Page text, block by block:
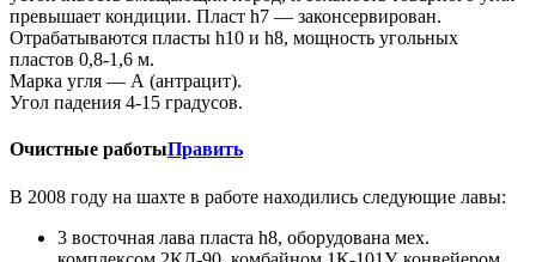
превышает кондиции. Пласт h7 — законсервирован.
Отрабатываются пласты h10 и h8, мощность угольных
пластов 0,8-1,6 м.
Марка угля — А (антрацит).
Угол падения 4-15 градусов.
Очистные работыПравить
В 2008 году на шахте в работе находились следующие лавы:
3 восточная лава пласта h8, оборудована мех.